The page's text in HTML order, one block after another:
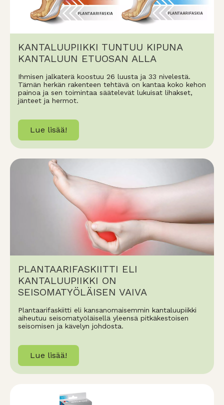
KANTALUUPIIKKI TUNTUU KIPUNA
KANTALUUN ETUOSAN ALLA
Ihmisen jalkaterä koostuu 26 luusta ja 33 nivelestä.
Tämän herkän rakenteen tehtävä on kantaa koko kehon
painoa ja sen toimintaa säätelevät lukuisat lihakset,
jänteet ja hermot.
Lue lisää!
PLANTAARIFASKIITTI ELI
KANTALUUPIIKKI ON
SEISOMATYÖLÄISEN VAIVA
Plantaarifaskiitti eli kansanomaisemmin kantaluupiikki
aiheutuu seisomatyöläisellä yleensä pitkäkestoisen
seisomisen ja kävelyn johdosta.
Lue lisää!